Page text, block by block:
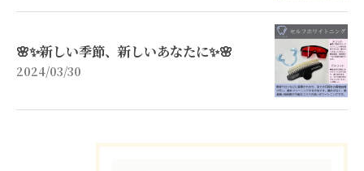
🌸✨新しい季節、新しいあなたに✨🌸
2024/03/30